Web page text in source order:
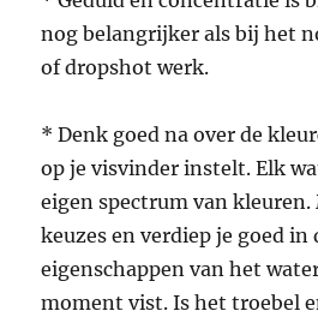
nog belangrijker als bij het
of dropshot werk.
* Denk goed na over de
op je visvinder instelt. Elk
eigen spectrum van
keuzes en verdiep je goed in
eigenschappen van het
moment vist. Is het troebel